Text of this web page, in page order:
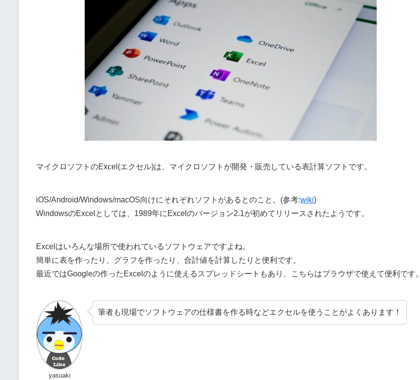
マイクロソフトのExcel(エクセル)は、マイクロソフトが開発・販売している表計算ソフトです。
iOS/Android/Windows/macOS向けにそれぞれソフトがあるとのこと。(参考:wiki)
WindowsのExcelとしては、1989年にExcelのバージョン2.1が初めてリリースされたようです。
Excelはいろんな場所で使われているソフトウェアですよね。
簡単に表を作ったり、グラフを作ったり、合計値を計算したりと便利です。
最近ではGoogleの作ったExcelのように使えるスプレッドシートもあり、こちらはブラウザで使えて便利です。
yasuaki
筆者も現場でソフトウェアの仕様書を作る時などエクセルを使うことがよくあります！